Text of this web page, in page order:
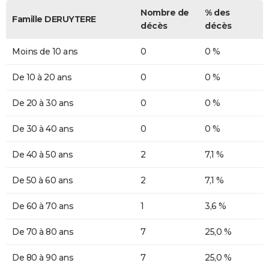
Famille DERUYTERE
Nombre de
décès
% des
décès
Moins de 10 ans 0 0 %
De 10 à 20 ans 0 0 %
De 20 à 30 ans 0 0 %
De 30 à 40 ans 0 0 %
De 40 à 50 ans 2 7,1 %
De 50 à 60 ans 2 7,1 %
De 60 à 70 ans 1 3,6 %
De 70 à 80 ans 7 25,0 %
De 80 à 90 ans 7 25,0 %